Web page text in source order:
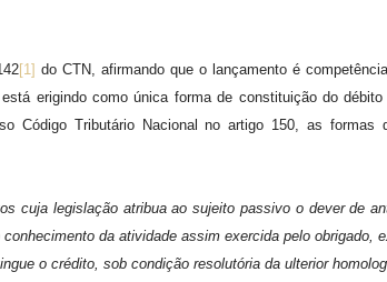
[1] do CTN, afirmando que o lançamento é
erigindo como única forma de constituição do
Código Tributário Nacional no artigo 150, as
cuja legislação atribua ao sujeito passivo o dever de
da atividade assim exercida pelo obrigado,
o crédito, sob condição resolutória da ulterior